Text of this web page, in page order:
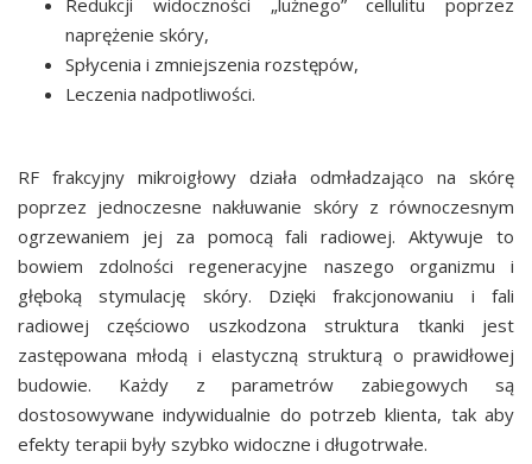
naprężenie skóry,
Spłycenia i zmniejszenia rozstępów,
Leczenia nadpotliwości.
RF frakcyjny mikroigłowy działa odmładzająco na skórę
poprzez jednoczesne nakłuwanie skóry z równoczesnym
ogrzewaniem jej za pomocą fali radiowej. Aktywuje to
bowiem zdolności regeneracyjne naszego organizmu i
głęboką stymulację skóry. Dzięki frakcjonowaniu i fali
radiowej częściowo uszkodzona struktura tkanki jest
zastępowana młodą i elastyczną strukturą o prawidłowej
budowie. Każdy z parametrów zabiegowych są
dostosowywane indywidualnie do potrzeb klienta, tak aby
efekty terapii były szybko widoczne i długotrwałe.